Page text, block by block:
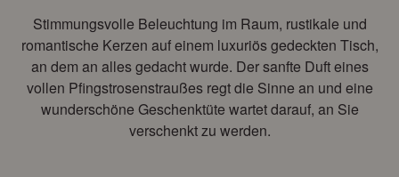
Stimmungsvolle Beleuchtung im Raum, rustikale und
romantische Kerzen auf einem luxuriös gedeckten Tisch,
an dem an alles gedacht wurde. Der sanfte Duft eines
vollen Pfingstrosenstraußes regt die Sinne an und eine
wunderschöne Geschenktüte wartet darauf, an Sie
verschenkt zu werden.